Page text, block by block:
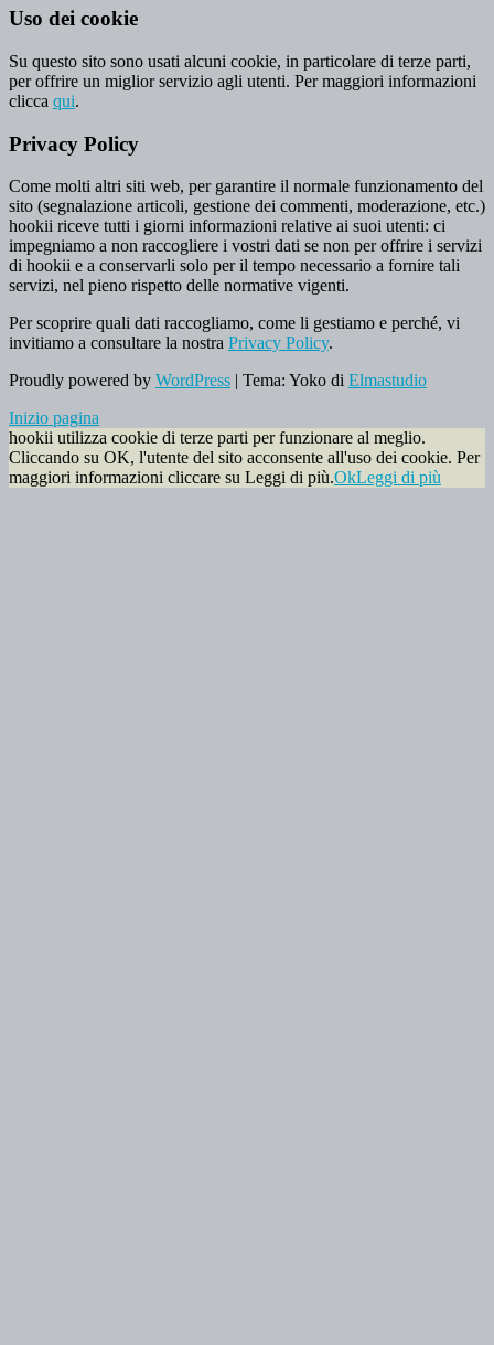
Uso dei cookie
Su questo sito sono usati alcuni cookie, in particolare di terze parti,
per offrire un miglior servizio agli utenti. Per maggiori informazioni
clicca qui.
Privacy Policy
Come molti altri siti web, per garantire il normale funzionamento del
sito (segnalazione articoli, gestione dei commenti, moderazione, etc.)
hookii riceve tutti i giorni informazioni relative ai suoi utenti: ci
impegniamo a non raccogliere i vostri dati se non per offrire i servizi
di hookii e a conservarli solo per il tempo necessario a fornire tali
servizi, nel pieno rispetto delle normative vigenti.
Per scoprire quali dati raccogliamo, come li gestiamo e perché, vi
invitiamo a consultare la nostra Privacy Policy.
Proudly powered by WordPress | Tema: Yoko di Elmastudio
Inizio pagina
hookii utilizza cookie di terze parti per funzionare al meglio.
Cliccando su OK, l'utente del sito acconsente all'uso dei cookie. Per
maggiori informazioni cliccare su Leggi di più.OkLeggi di più